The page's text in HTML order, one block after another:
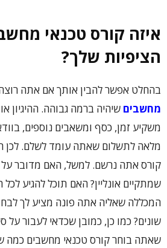
איזה קורס טכנאי
הציפיות שלך?
בהחלט אפשר להבין אותך אם אתה
מחשבים שיהיה ברמה גבוהה.
משקיע זמן, כסף ומשאבים נוספים,
מלאה לתשלום שאתה עומד לשלם. לכן
קורס אתה נרשם. למשל, האם מדובר על
שמתקיים אונליין? האם תוכל להגיע לכל
המכללה שאליה אתה פונה מציע לך
שונים? כמו כן, כמובן שכדאי לעבור על
שאתה בוחר קורס טכנאי מחשבים כמה